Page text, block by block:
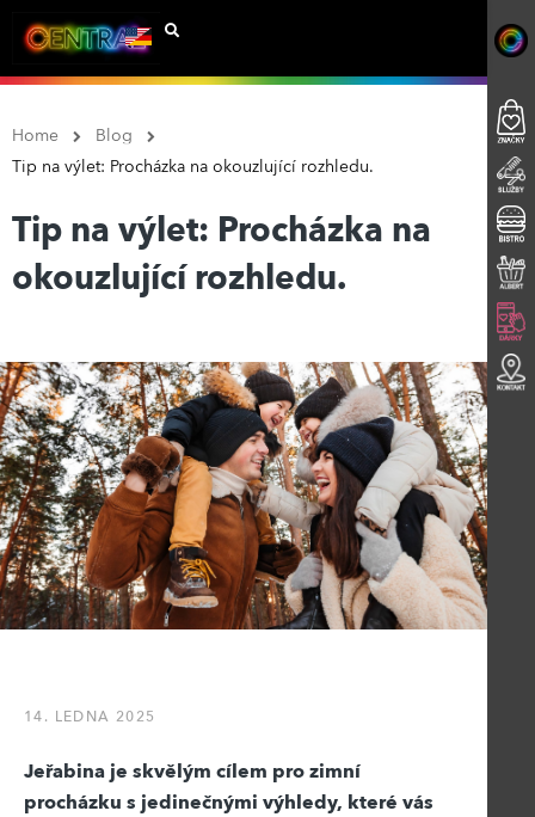
Home
Blog
Tip na výlet: Procházka na okouzlující rozhledu.
Tip na výlet: Procházka na
okouzlující rozhledu.
14. LEDNA 2025
Jeřabina je skvělým cílem pro zimní
procházku s jedinečnými výhledy, které vás